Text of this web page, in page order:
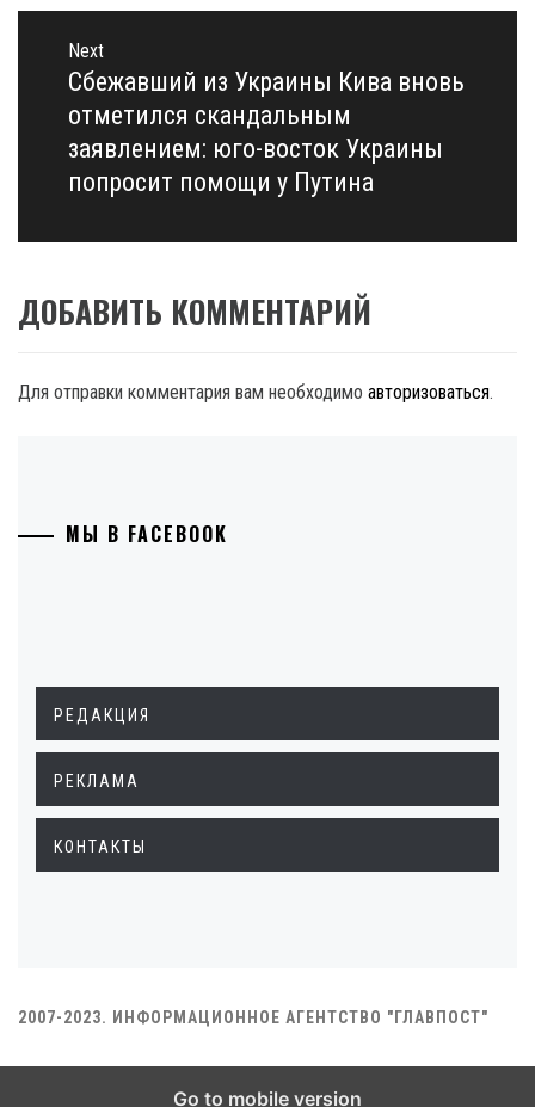
Next
Next
post:
Сбежавший из Украины Кива вновь
отметился скандальным
заявлением: юго-восток Украины
попросит помощи у Путина
ДОБАВИТЬ КОММЕНТАРИЙ
Для отправки комментария вам необходимо авторизоваться.
МЫ В FACEBOOK
РЕДАКЦИЯ
РЕКЛАМА
КОНТАКТЫ
2007-2023. ИНФОРМАЦИОННОЕ АГЕНТСТВО "ГЛАВПОСТ"
Go to mobile version